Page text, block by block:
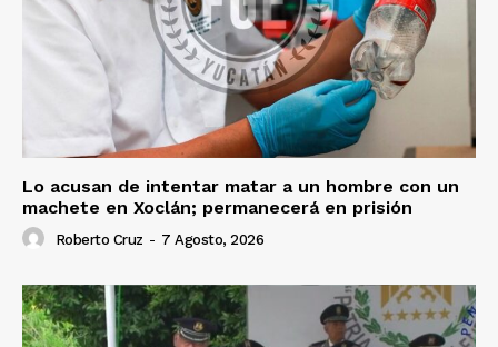
Lo acusan de intentar matar a un hombre con un
machete en Xoclán; permanecerá en prisión
Roberto Cruz - 7 Agosto, 2026